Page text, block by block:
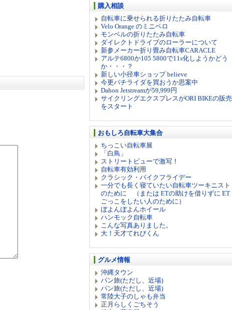
購入相談
自転車に乗せられる折りたたみ自転車
Velo Orange のミニベロ
モンベルの折りたたみ自転車
ダイレクトドライブのローラーについて
新参メーカー折り畳み自転車CARACLE
アルテ6800か105 5800で11s化しようかどう
か・・・？
新しい小径車ショップ believe
今更パチライダを買おうか思案中
Dahon Jetstreamが59,999円
サイクリングエクスプレスがORI BIKEの販売
をスタート
おもしろ自転車大集合
ちっこい自転車展
「白鳥」
ストリートビューで激写！
自転車有効利用
クラシック・バイクフライデー
一分でも長く寝ていたい自転車ツーキニスト
のために （または ETの助けを借りずに ET
ごっこをしたい人のために）
ぼよんぼよんホイール
ハンモック自転車
こんな写真ありました。
大！天才てれびくん
グルメ情報
沖縄タウン
パン旅(ただし、近場)
パン旅(ただし、近場)
常陸大子のしゃも弁当
正月らしくごちそう